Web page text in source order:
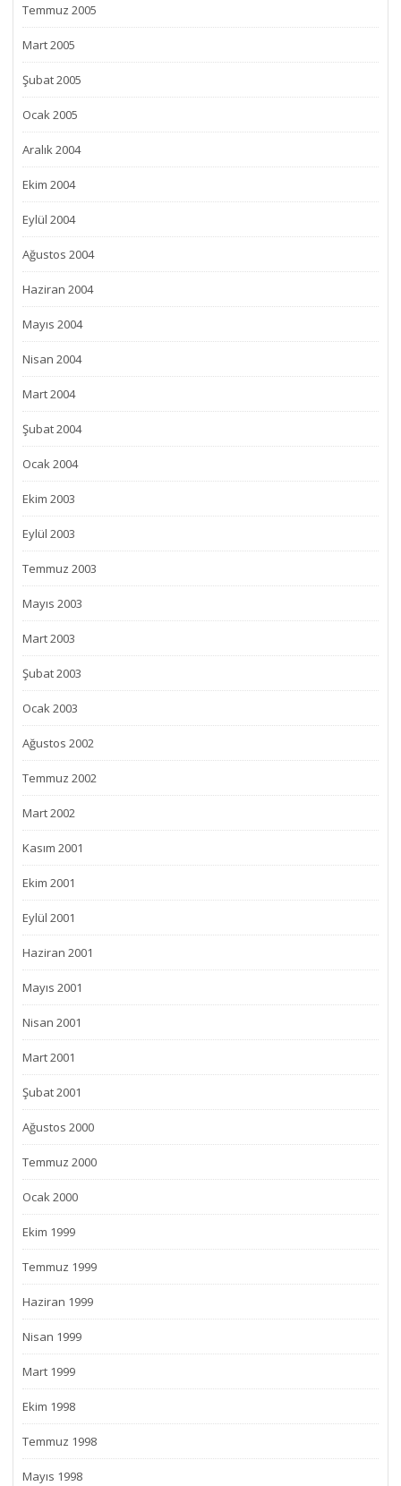
Temmuz 2005
Mart 2005
Şubat 2005
Ocak 2005
Aralık 2004
Ekim 2004
Eylül 2004
Ağustos 2004
Haziran 2004
Mayıs 2004
Nisan 2004
Mart 2004
Şubat 2004
Ocak 2004
Ekim 2003
Eylül 2003
Temmuz 2003
Mayıs 2003
Mart 2003
Şubat 2003
Ocak 2003
Ağustos 2002
Temmuz 2002
Mart 2002
Kasım 2001
Ekim 2001
Eylül 2001
Haziran 2001
Mayıs 2001
Nisan 2001
Mart 2001
Şubat 2001
Ağustos 2000
Temmuz 2000
Ocak 2000
Ekim 1999
Temmuz 1999
Haziran 1999
Nisan 1999
Mart 1999
Ekim 1998
Temmuz 1998
Mayıs 1998